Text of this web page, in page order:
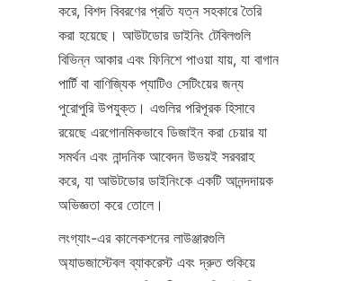
করে, বিশদ বিবরণের প্রতি যত্ন সহকারে তৈরি
করা হয়েছে। আউটডোর ডাইনিং টেবিলগুলি
বিভিন্ন আকার এবং ফিনিশে পাওয়া যায়, যা বাগান
পার্টি বা বাণিজ্যিক প্যাটিও সেটিংয়ের জন্য
পুরোপুরি উপযুক্ত। এগুলির পরিপূরক হিসাবে
রয়েছে এরগোনমিকভাবে ডিজাইন করা চেয়ার যা
সমর্থন এবং নান্দনিক আবেদন উভয়ই সরবরাহ
করে, যা আউটডোর ডাইনিংকে একটি আনন্দদায়ক
অভিজ্ঞতা করে তোলে।
লংগ্যাং-এর কালেকশনের লাউঞ্জারগুলি
অ্যাডজাস্টেবল ব্যাকরেস্ট এবং দ্রুত শুকিয়ে